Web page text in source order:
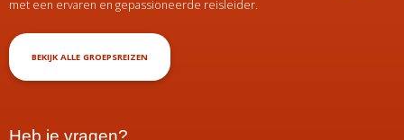
met een ervaren en gepassioneerde reisleider.
BEKIJK ALLE GROEPSREIZEN
Heb je vragen?